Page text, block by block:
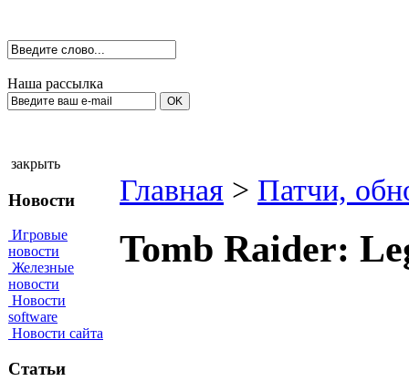
Наша рассылка
закрыть
Новости
Игровые
новости
Железные
новости
Новости
software
Новости сайта
Статьи
Главная > Патчи,
Tomb Raider: